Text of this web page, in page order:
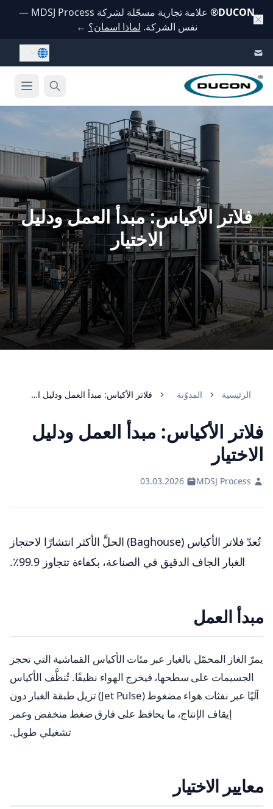
DUCON
®
علامة تجارية مسجّلة لشركة MDSJ Process —
نفس الشركة. لماذا اسمان؟ ←
فلاتر الأكياس: مبدأ العمل ودليل
الاختيار
الرئيسية المدوّنة فلاتر الأكياس: مبدأ العمل ودليل الاختيار
فلاتر الأكياس: مبدأ العمل ودليل
الاختيار
MDSJ Process
03.03.2026
تُعدّ فلاتر الأكياس (Baghouse) الحلَّ الأكثر انتشارًا لاحتجاز
الغبار الجاف الدقيق في الصناعة، بكفاءة تتجاوز 99.9٪.
مبدأ العمل
يمرّ الغاز المحمّل بالغبار عبر مئات الأكياس القماشية التي تحجز
الجسيمات على سطحها، فيخرج الهواء نظيفًا. تُنظَّف الأكياس
آليًا عبر نفثات هواء مضغوط (Jet Pulse) تزيل طبقة الغبار دون
إيقاف الإنتاج، ما يحافظ على فارق ضغط منخفض وعمر
تشغيلي طويل.
معايير الاختيار